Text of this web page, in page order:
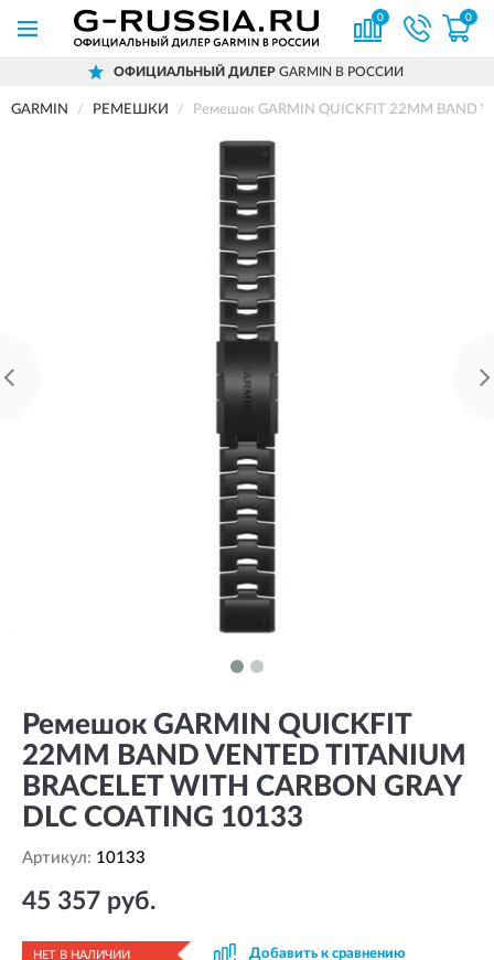
0 0
ОФИЦИАЛЬНЫЙ ДИЛЕР GARMIN В РОССИИ
GARMIN РЕМЕШКИ Ремешок GARMIN QUICKFIT 22MM BAND
Ремешок GARMIN QUICKFIT
22MM BAND VENTED TITANIUM
BRACELET WITH CARBON GRAY
DLC COATING 10133
Артикул: 10133
45 357 руб.
НЕТ В НАЛИЧИИ Добавить к сравнению